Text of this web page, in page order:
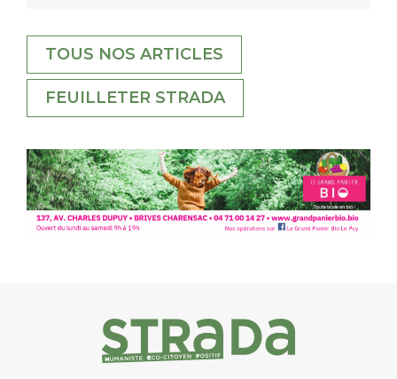
TOUS NOS ARTICLES
FEUILLETER STRADA